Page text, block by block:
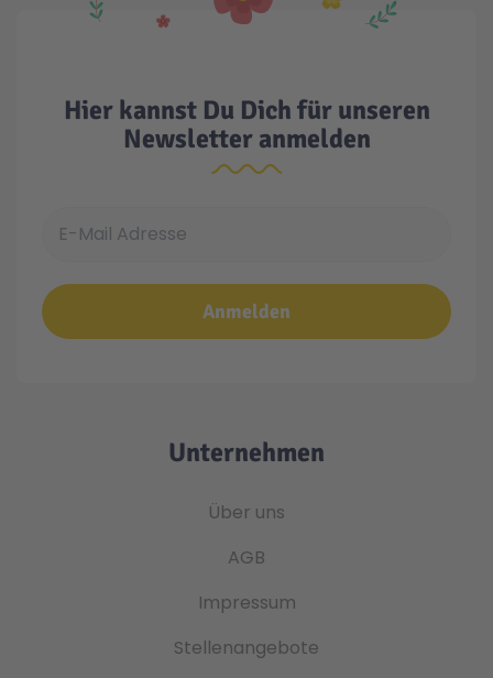
Hier kannst Du Dich für unseren
Newsletter anmelden
Anmelden
Unternehmen
Über uns
AGB
Impressum
Stellenangebote